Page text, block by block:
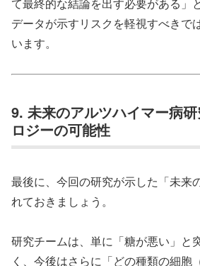
て最終的な結論を出す必要がある」
データが示すリスクを軽視すべきで
います。
9. 未来のアルツハイマー病
ロジーの可能性
最後に、今回の研究が示した「未来
れておきましょう。
研究チームは、単に「糖が悪い」と
く、今後はさらに「どの種類の細胞